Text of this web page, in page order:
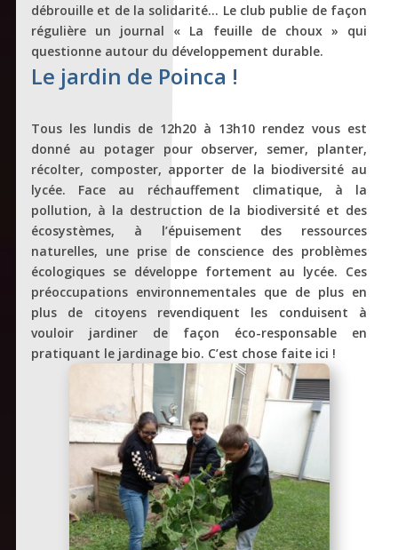
débrouille et de la solidarité… Le club publie de façon
régulière un journal « La feuille de choux » qui
questionne autour du développement durable.
Le jardin de Poinca !
Tous les lundis de 12h20 à 13h10 rendez vous est
donné au potager pour observer, semer, planter,
récolter, composter, apporter de la biodiversité au
lycée. Face au réchauffement climatique, à la
pollution, à la destruction de la biodiversité et des
écosystèmes, à l’épuisement des ressources
naturelles, une prise de conscience des problèmes
écologiques se développe fortement au lycée. Ces
préoccupations environnementales que de plus en
plus de citoyens revendiquent les conduisent à
vouloir jardiner de façon éco-responsable en
pratiquant le jardinage bio. C’est chose faite ici !